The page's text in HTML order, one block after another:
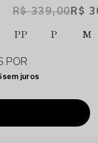
R$ 339,00R$
PP P M
sem juros